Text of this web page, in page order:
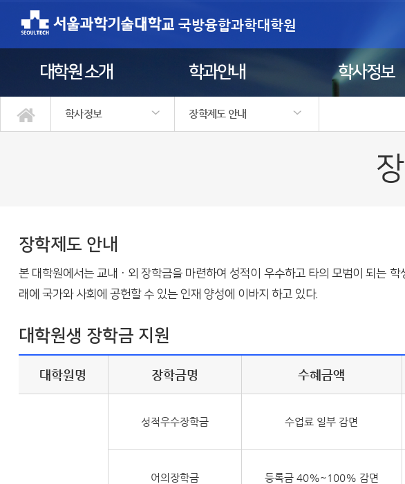
국방융합과학대학원
대학원 소개 학과안내 학사정보
학사정보
대학원 소개
학과안내
학사정보
정보광장
원우회
입학안내
장학제도 안내
학사일정
대학원학사
수강신청 안내
장학제도 안내
학위과정 이수안내
대학원생 권리장전
학위논문제출자격시험 안내
장학제도 안내
본 대학원에서는 교내 · 외 장학금을 마련하여 성적이 우수하고 타의 모범이 되는
래에 국가와 사회에 공헌할 수 있는 인재 양성에 이바지 하고 있다.
대학원생 장학금 지원
대학원명 장학금명 수혜금액
성적우수장학금 수업료 일부 감면
어의장학금 등록금 40%~100% 감면